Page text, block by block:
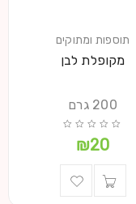
תוספות ומתוקים
מקופלת לבן
200 גרם
₪20